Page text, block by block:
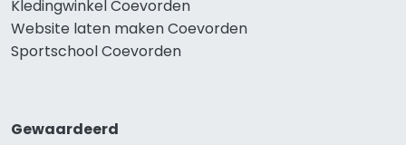
Kledingwinkel Coevorden
Website laten maken Coevorden
Sportschool Coevorden
Gewaardeerd